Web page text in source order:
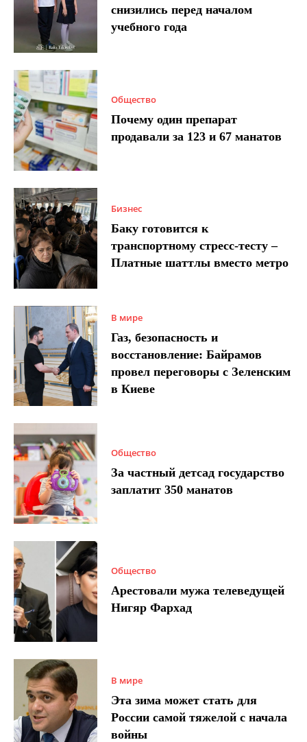
снизились перед началом
учебного года
Общество
Почему один препарат
продавали за 123 и 67 манатов
Бизнес
Баку готовится к
транспортному стресс-тесту –
Платные шаттлы вместо метро
В мире
Газ, безопасность и
восстановление: Байрамов
провел переговоры с Зеленским
в Киеве
Общество
За частный детсад государство
заплатит 350 манатов
Общество
Арестовали мужа телеведущей
Нигяр Фархад
В мире
Эта зима может стать для
России самой тяжелой с начала
войны